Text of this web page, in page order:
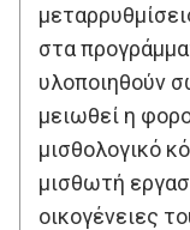
στα
υλοποιηθούν
μειωθεί η
μισθολογικό
μισθωτή
οικογένειες